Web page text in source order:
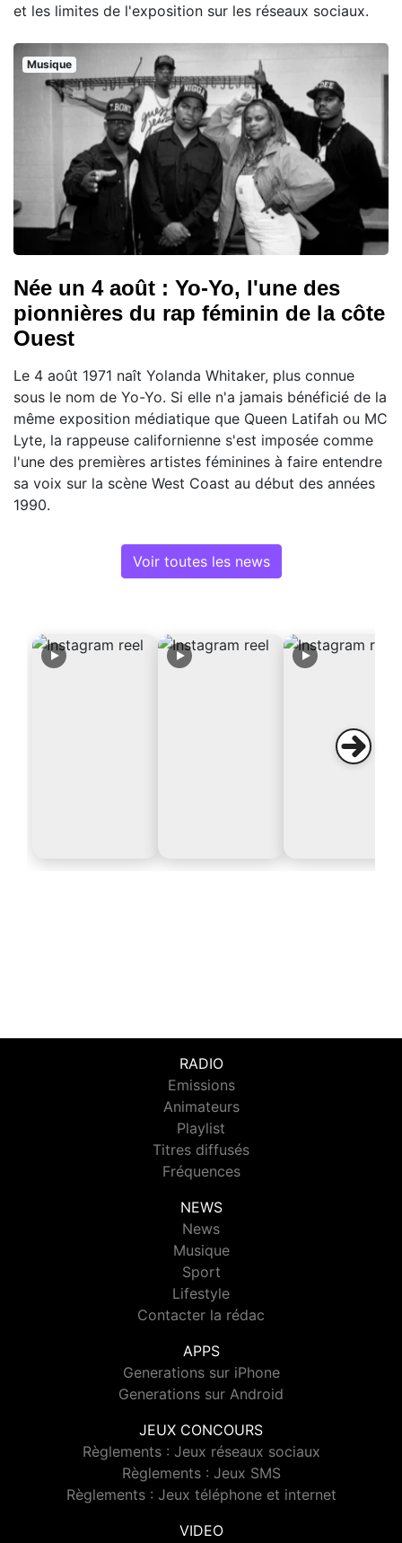
et les limites de l'exposition sur les réseaux sociaux.
Musique
Née un 4 août : Yo-Yo, l'une des
pionnières du rap féminin de la côte
Ouest
Le 4 août 1971 naît Yolanda Whitaker, plus connue
sous le nom de Yo-Yo. Si elle n'a jamais bénéficié de la
même exposition médiatique que Queen Latifah ou MC
Lyte, la rappeuse californienne s'est imposée comme
l'une des premières artistes féminines à faire entendre
sa voix sur la scène West Coast au début des années
1990.
Voir toutes les news
RADIO
Emissions
Animateurs
Playlist
Titres diffusés
Fréquences
NEWS
News
Musique
Sport
Lifestyle
Contacter la rédac
APPS
Generations sur iPhone
Generations sur Android
JEUX CONCOURS
Règlements : Jeux réseaux sociaux
Règlements : Jeux SMS
Règlements : Jeux téléphone et internet
VIDEO